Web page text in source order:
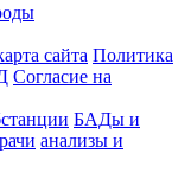
сайта Политика
Согласие на
БАДы и
анализы и